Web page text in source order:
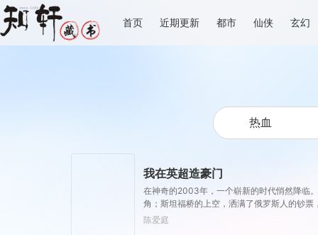
首页 近期更新 都市 仙侠 玄幻
我在英超造豪门
在神奇的2003年，一个崭新的时代悄然降临
角；斯坦福桥的上空，洒满了俄罗斯人的钞
一块令所有人都垂涎三尺的黄金地皮。“我绝
陈爱庭